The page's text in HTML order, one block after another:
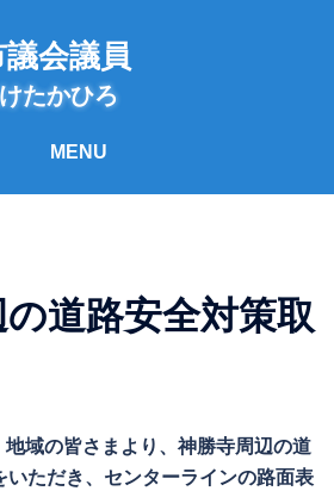
会議員
たかひろ
道路安全対策取
域の皆さまより、神勝寺周辺の道
いただき、センターラインの路面表